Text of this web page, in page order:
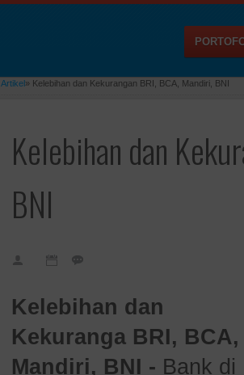
Artikel» Kelebihan dan Kekurangan BRI, BCA, Mandiri, BNI
Kelebihan dan
BNI
Kelebihan dan
Kekuranga BRI, BCA,
Mandiri, BNI - Bank di